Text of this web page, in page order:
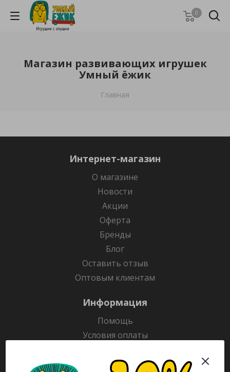
0
Магазин развивающих игрушек
Умный ёжик
Главная
Интернет-магазин
О магазине
Новости
Акции
Оферта
Бренды
Блог
Оставить отзыв
Оптовым клиентам
Информация
Помощь
Условия оплаты
Гарантия на товар